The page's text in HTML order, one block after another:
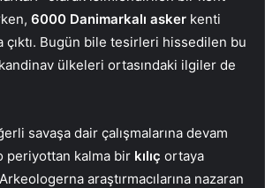
6000 Danimarkalı asker kenti
çıktı. Bugün bile tesirleri hissedilen bu
ülkeleri ortasındaki ilgiler de
savaşa dair çalışmalarına devam
periyottan kalma bir kılıç ortaya
araştırmacılarına nazaran